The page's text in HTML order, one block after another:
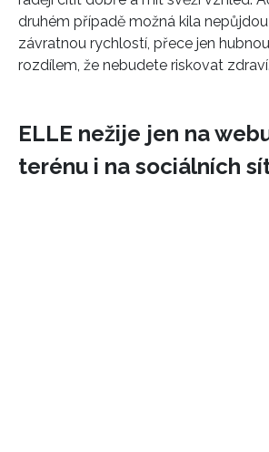
druhém případě možná kila
závratnou rychlostí, přece jen
rozdílem, že nebudete riskovat zdraví.
ELLE nežije jen na
terénu i na sociálních